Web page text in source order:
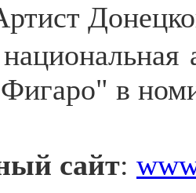
в
сайт: